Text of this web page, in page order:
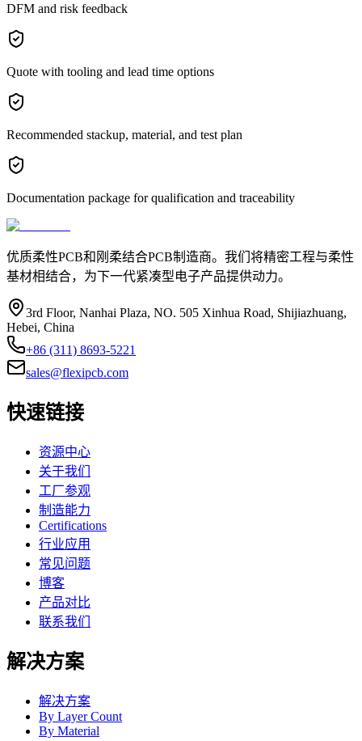
DFM and risk feedback
Quote with tooling and lead time options
Recommended stackup, material, and test plan
Documentation package for qualification and traceability
优质柔性PCB和刚柔结合PCB制造商。我们将精密工程与柔性
基材相结合，为下一代紧凑型电子产品提供动力。
3rd Floor, Nanhai Plaza, NO. 505 Xinhua Road, Shijiazhuang,
Hebei, China
+86 (311) 8693-5221
sales@flexipcb.com
快速链接
资源中心
关于我们
工厂参观
制造能力
Certifications
行业应用
常见问题
博客
产品对比
联系我们
解决方案
解决方案
By Layer Count
By Material